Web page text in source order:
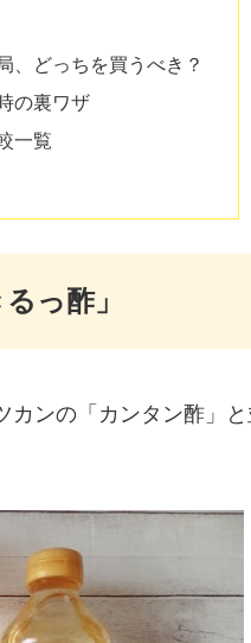
、どっちを買うべき？
の裏ワザ
一覧
っ酢」
ンの「カンタン酢」